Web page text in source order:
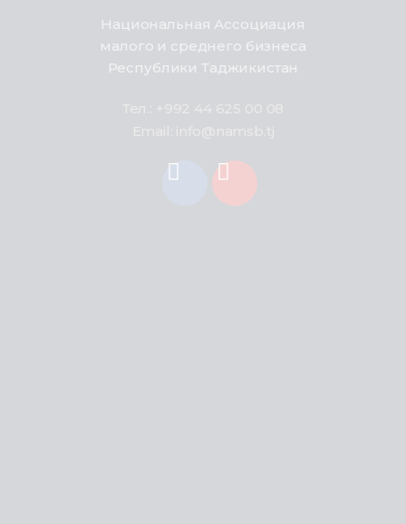
Национальная Ассоциация
малого и среднего бизнеса
Республики Таджикистан